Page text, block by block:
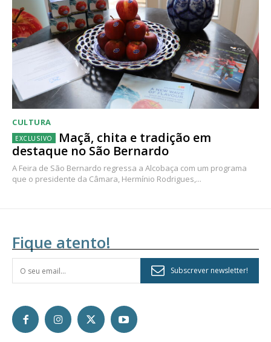
CULTURA
Maçã, chita e tradição em
destaque no São Bernardo
A Feira de São Bernardo regressa a Alcobaça com um programa
que o presidente da Câmara, Hermínio Rodrigues,...
Fique atento!
Subscrever newsletter!